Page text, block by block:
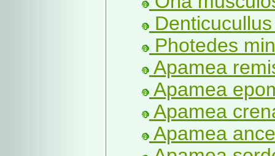
Photedes
Apamea
Apamea
Apamea
Apamea